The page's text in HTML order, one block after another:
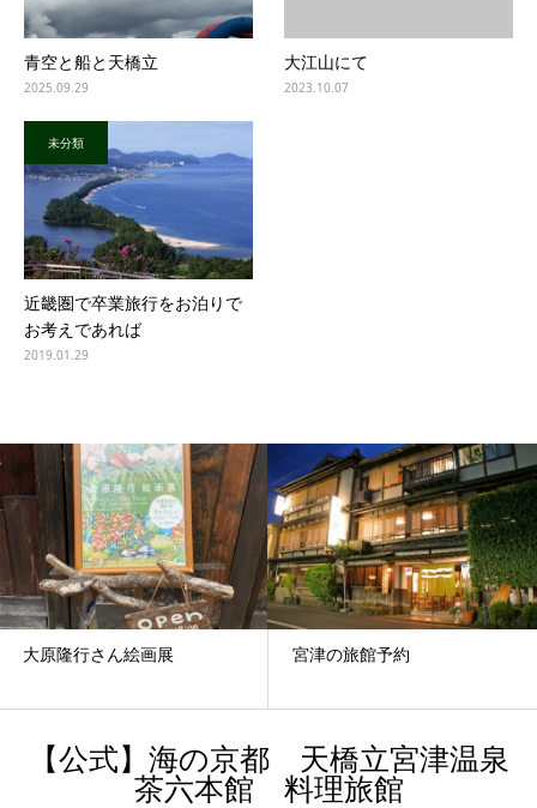
青空と船と天橋立
2025.09.29
大江山にて
2023.10.07
未分類
近畿圏で卒業旅行をお泊りで
お考えであれば
2019.01.29
大原隆行さん絵画展 宮津の旅館予約
【公式】海の京都 天橋立宮津温泉
茶六本館 料理旅館